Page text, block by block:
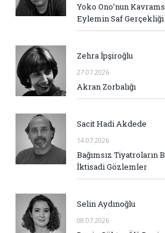
Yoko Ono’nun
Eylemin Saf Gerçekliği
Zehra İpşiroğlu
27.07.2026
Akran Zorbalığı
Sacit Hadi Akdede
14.07.2026
Bağımsız Tiyatroların
İktisadi Gözlemler
Selin Aydınoğlu
08.07.2026